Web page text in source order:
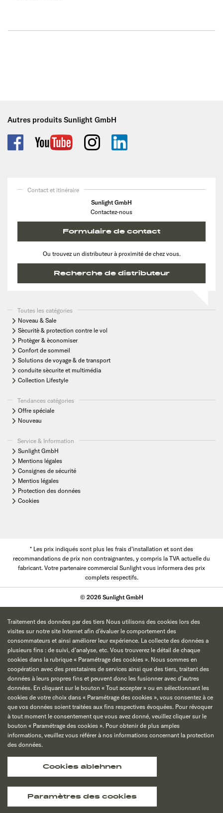
Autres produits Sunlight GmbH
Contact et itinéraire
Sunlight GmbH
Contactez-nous
Formulaire de contact
Ou trouvez un distributeur à proximité de chez vous.
Recherche de distributeur
Toutes les catégories
Noveau & Sale
Sècuritè & protection contre le vol
Protèger & èconomiser
Confort de sommeil
Solutions de voyage & de transport
conduite sècurite et multimédia
Collection Lifestyle
Tendances catégories
Offre spéciale
Nouveau
Service & Information
Sunlight GmbH
Mentions légales
Consignes de sécurité
Mentios légales
Protection des données
Cookies
* Les prix indiqués sont plus les frais d'installation et sont des
recommandations de prix non contraignantes, y compris la TVA actuelle du
fabricant. Votre partenaire commercial Sunlight vous informera des prix
complets respectifs.
© 2026 Sunlight GmbH
Traitement des données par des tiers Nous utilisons des cookies lors des
visites sur notre site Internet afin d’évaluer le comportement des
consommateurs et ainsi améliorer leur expérience. La collecte des données a
plusieurs fins : de suivi, d’analyse, etc. Vous trouverez le détail de chaque
cookies dans la rubrique « Paramétrage des cookies ». Nous sommes en
coopération avec des prestataires de services ainsi que des tiers, traitant des
données à leurs propres fins et peuvent donc les fusionner avec d’autres
données. En cliquant sur le bouton « Tout accepter » ou en sélectionnant les
cookies de votre choix dans « Paramétrage des cookies », vous consentez à ce
que vos données soient traitées aux fins respectives évoquées. Pour révoquer
à tout moment le consentement que vous avez donné, veuillez cliquer sur le
bouton « Paramétrage des cookies ». Pour obtenir de plus amples
informations, veuillez vous référer à nos informations concernant la protection
des données.
Cookies ablehnen
Paramètres des cookies